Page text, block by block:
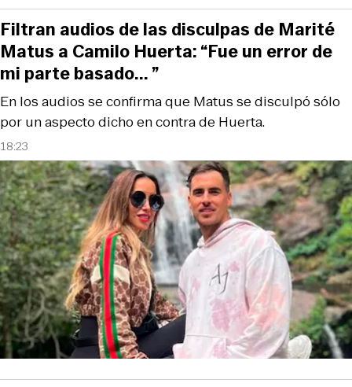
18:23
En los audios se confirma que Matus se disculpó sólo
por un aspecto dicho en contra de Huerta.
Filtran audios de las disculpas de Marité
Matus a Camilo Huerta: “Fue un error de
mi parte basado... ”